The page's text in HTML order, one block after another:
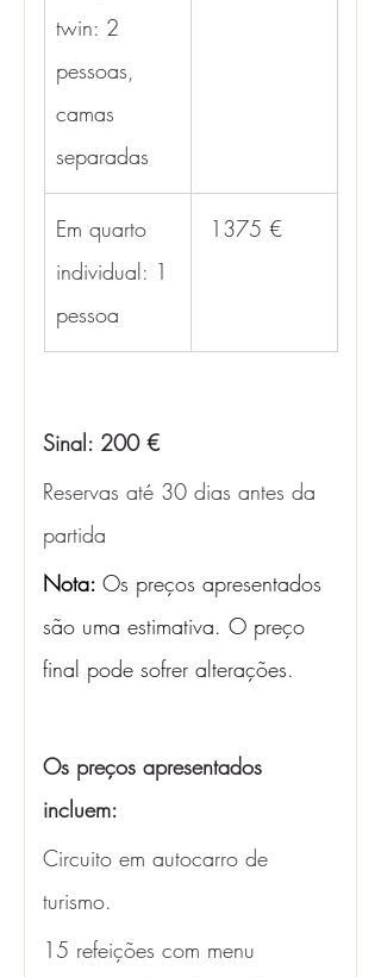
twin: 2
pessoas,
camas
separadas
Em quarto
individual: 1
pessoa
1375 €
Sinal: 200 €
Reservas até 30 dias antes da
partida
Nota: Os preços apresentados
são uma estimativa. O preço
final pode sofrer alterações.
Os preços apresentados
incluem:
Circuito em autocarro de
turismo.
15 refeições com menu